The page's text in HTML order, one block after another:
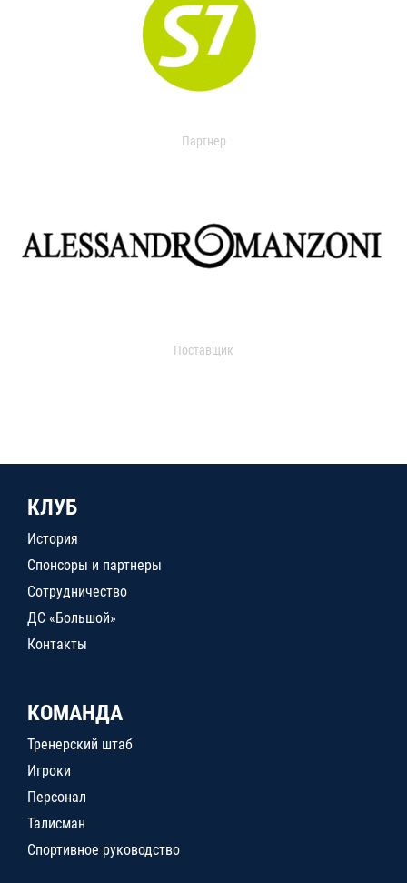
Партнер
Поставщик
КЛУБ
История
Спонсоры и партнеры
Сотрудничество
ДС «Большой»
Контакты
КОМАНДА
Тренерский штаб
Игроки
Персонал
Талисман
Спортивное руководство